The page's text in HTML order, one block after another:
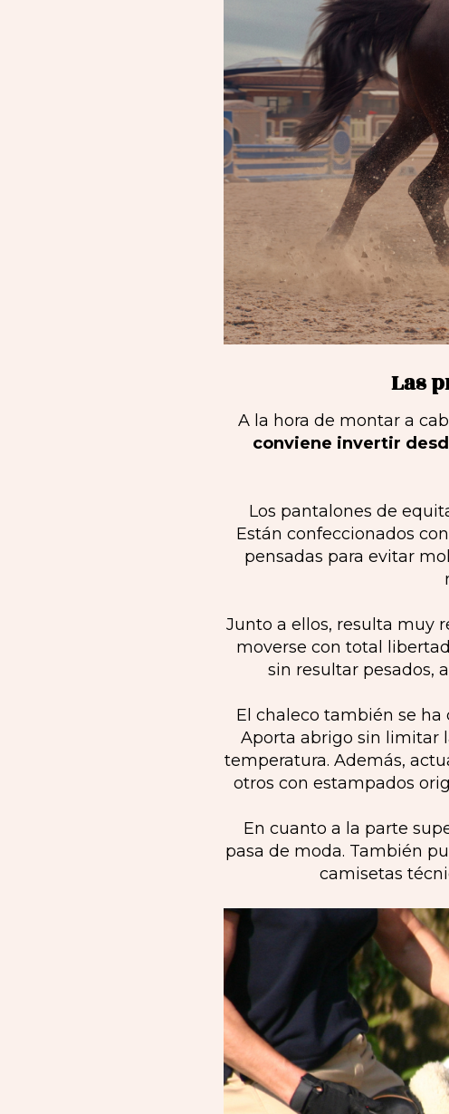
Las
A la hora de montar a
conviene invertir
Los pantalones de
Están confeccionados
pensadas para evitar
Junto a ellos, resulta muy
moverse con total
sin resultar pesados,
El chaleco también se
Aporta abrigo sin limitar
temperatura. Además,
otros con estampados
En cuanto a la parte
pasa de moda. También
camisetas